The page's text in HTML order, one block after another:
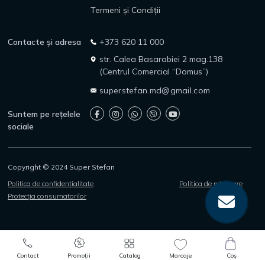
Contact Promoții Catalog Marcaje
0
Coș
Termeni și Condiții
Contacte și adresa
+373 620 11 000
str. Calea Basarabiei 2 mag.138
(Centrul Comercial “Domus”)
superstefan.md@gmail.com
Suntem pe rețelele
sociale
Copyright © 2024 Super Stefan
Politica de confidențialitate
Politica de returnare
Protecția consumatorilor